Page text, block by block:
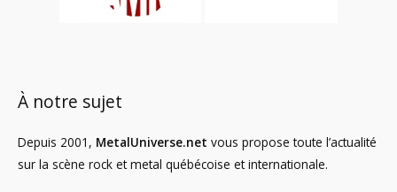
À notre sujet
Depuis 2001, MetalUniverse.net vous propose toute l’actualité
sur la scène rock et metal québécoise et internationale.